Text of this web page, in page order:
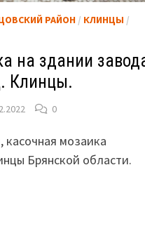
РАЙОН/ КЛИНЦЫ /
на здании
Клинцы.
0
мозаика
Брянской области.